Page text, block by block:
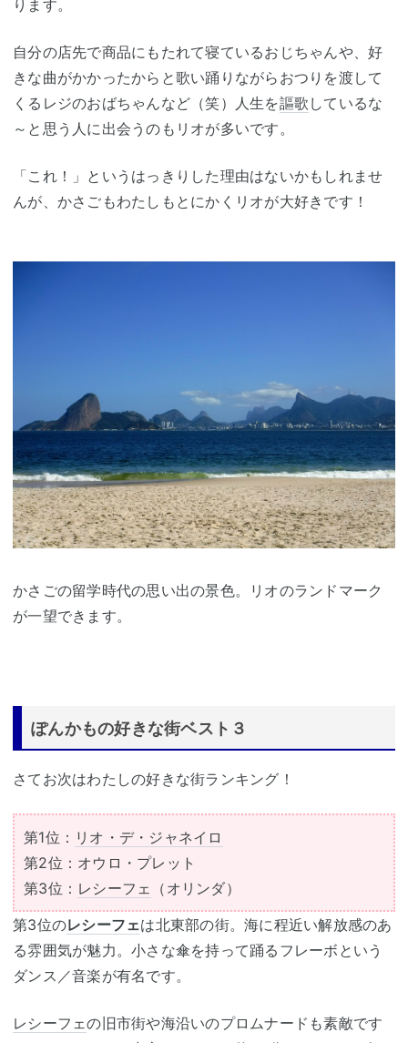
ります。
自分の店先で商品にもたれて寝ているおじちゃんや、好
きな曲がかかったからと歌い踊りながらおつりを渡して
くるレジのおばちゃんなど（笑）人生を謳歌 しているな
～と思う人に出会うのもリオが多いです。
「これ！」というはっきりした理由はないかもしれませ
んが、かさごもわたしもとにかくリオが大好きです！
かさごの留学時代の思い出の景色。リオのランドマーク
が一望できます。
ぽんかもの好きな街ベスト３
さてお次はわたしの好きな街ランキング！
第1位： リオ・デ・ジャネイロ
第2位：オウロ・プレット
第3位： レシーフェ
（オリンダ）
第3位のレシーフェは北東部の街。海に程近い解放感のあ
る雰囲気が魅力。小さな傘を持って踊るフレーボという
ダンス／音楽が有名です。
レシーフェの旧市街や海沿いのプロムナードも素敵です